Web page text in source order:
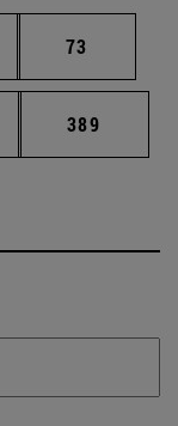
intermedias
Página
73
intermedias
Página
389